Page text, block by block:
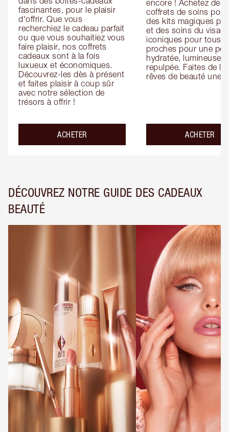
fascinantes, pour le plaisir
d'offrir. Que vous
recherchiez le cadeau parfait
ou que vous souhaitiez vous
faire plaisir, nos coffrets
cadeaux sont à la fois
luxueux et économiques.
Découvrez-les dès à présent
et faites plaisir à coup sûr
avec notre sélection de
trésors à offrir !
ACHETER
encore ! Achetez des
coffrets de soins
des kits magiques
et des soins du visage
iconiques pour tous
proches pour une
hydratée, lumineuse
repulpée. Faites de
rêves de beauté une
ACHETER
DÉCOUVREZ NOTRE GUIDE DES CADEAUX
BEAUTÉ